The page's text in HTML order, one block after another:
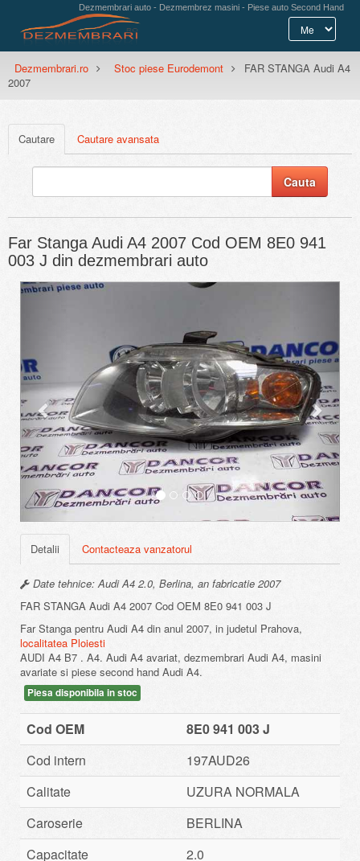
Dezmembrari auto - Dezmembrez masini - Piese auto Second Hand
Dezmembrari.ro Stoc piese Eurodemont
FAR STANGA Audi A4
2007
Cautare Cautare avansata
Far Stanga Audi A4 2007 Cod OEM 8E0 941
003 J din dezmembrari auto
Previous
Detalii Contacteaza vanzatorul
Date tehnice: Audi A4 2.0, Berlina, an fabricatie 2007
FAR STANGA Audi A4 2007 Cod OEM 8E0 941 003 J
Far Stanga pentru Audi A4 din anul 2007, in judetul Prahova,
localitatea Ploiesti
AUDI A4 B7 . A4. Audi A4 avariat, dezmembrari Audi A4, masini
avariate si piese second hand Audi A4.
Piesa disponibila in stoc
Cod OEM
8E0 941 003 J
Cod intern
197AUD26
Calitate
UZURA NORMALA
Caroserie
BERLINA
Capacitate
2.0